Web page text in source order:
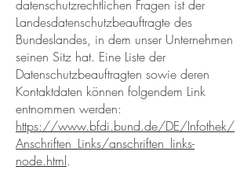
datenschutzrechtlichen Fragen ist der
Landesdatenschutzbeauftragte des
Bundeslandes, in dem unser Unternehmen
seinen Sitz hat. Eine Liste der
Datenschutzbeauftragten sowie deren
Kontaktdaten können folgendem Link
entnommen werden:
https://www.bfdi.bund.de/DE/Infothek/
Anschriften_Links/anschriften_links-
node.html.